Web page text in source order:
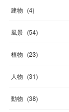
建物 (4)
風景 (54)
植物 (23)
人物 (31)
動物 (38)